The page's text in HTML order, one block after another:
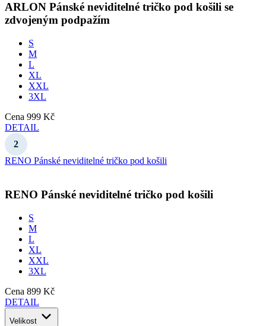
ARLON Pánské neviditelné tričko pod košili se
zdvojeným podpažím
S
M
L
XL
XXL
3XL
Cena 999 Kč
DETAIL
RENO Pánské neviditelné tričko pod košili
RENO Pánské neviditelné tričko pod košili
S
M
L
XL
XXL
3XL
Cena 899 Kč
DETAIL
Velikost